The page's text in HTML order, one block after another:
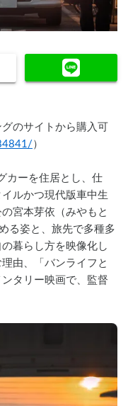
のサイトから購入可
）
カーを住居とし、仕
ルかつ現代版車中生
宮本芽依（みやもと
る姿と、旅先で多種多
暮らし方を映像化し
由、「バンライフと
タリー映画で、監督